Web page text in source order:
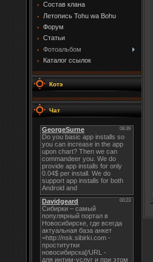
Состав клана
Летопись Tohu wa Bohu
Форум
Статьи
Фотоальбом
Каталог ссылок
Котэ
Чат